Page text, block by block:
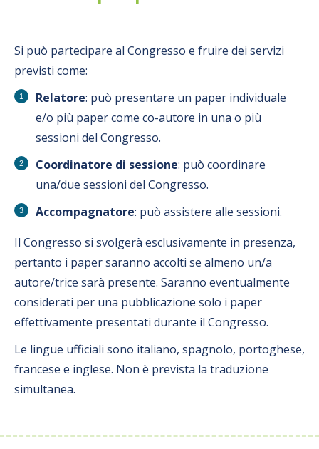
Si può partecipare al Congresso e fruire dei servizi
previsti come:
Relatore: può presentare un paper individuale
e/o più paper come co-autore in una o più
sessioni del Congresso.
Coordinatore di sessione: può coordinare
una/due sessioni del Congresso.
Accompagnatore: può assistere alle sessioni.
Il Congresso si svolgerà esclusivamente in presenza,
pertanto i paper saranno accolti se almeno un/a
autore/trice sarà presente. Saranno eventualmente
considerati per una pubblicazione solo i paper
effettivamente presentati durante il Congresso.
Le lingue ufficiali sono italiano, spagnolo, portoghese,
francese e inglese. Non è prevista la traduzione
simultanea.